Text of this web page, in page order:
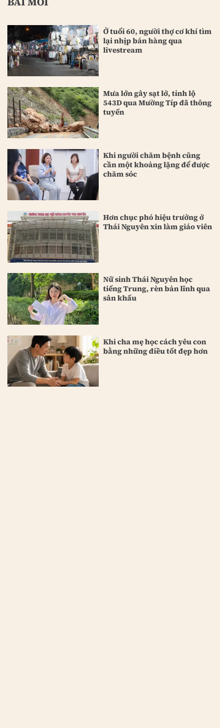
Ở tuổi 60, người thợ cơ khí tìm
lại nhịp bán hàng qua
livestream
Mưa lớn gây sạt lở, tỉnh lộ
543D qua Mường Típ đã thông
tuyến
Khi người chăm bệnh cũng
cần một khoảng lặng để được
chăm sóc
Hơn chục phó hiệu trưởng ở
Thái Nguyên xin làm giáo viên
Nữ sinh Thái Nguyên học
tiếng Trung, rèn bản lĩnh qua
sân khấu
Khi cha mẹ học cách yêu con
bằng những điều tốt đẹp hơn